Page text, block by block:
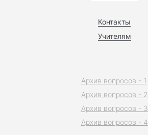
Контакты
Учителям
Архив вопросов - 1
Архив вопросов - 2
Архив вопросов - 3
Архив вопросов - 4